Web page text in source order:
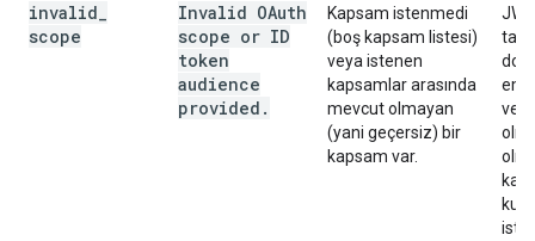
invalid
scope
Invalid OAuth
scope or ID
token
audience
provided .
Kapsam istenmedi
(boş kapsam listesi)
veya istenen
kapsamlar arasında
mevcut olmayan
(yani geçersiz) bir
kapsam var.